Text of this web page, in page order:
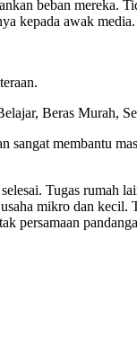
beban
kepada awak media.
Beras Murah,
membantu
Tugas rumah
mikro dan
persamaan